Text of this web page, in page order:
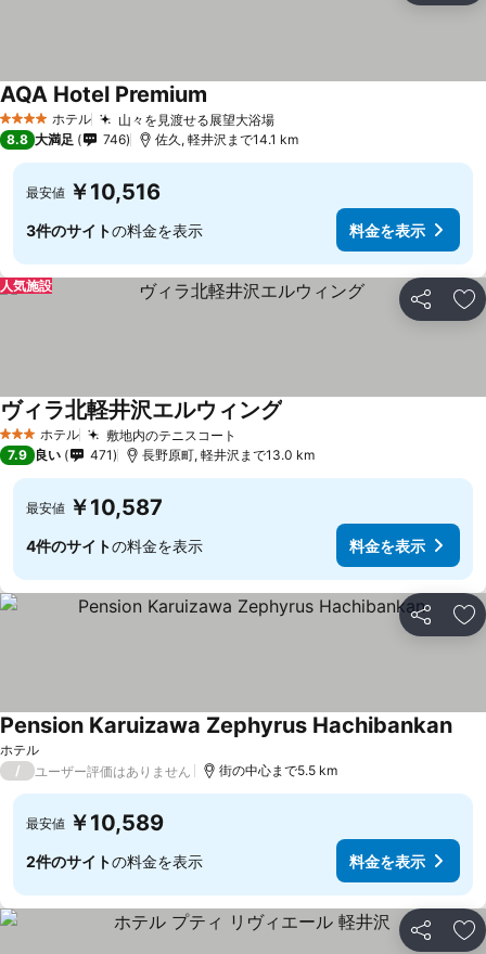
4 ホテルのランク
ホテル 山々を見渡せる展望大浴場料金を表示
AQA Hotel Premium
8.8 大満足 746 佐久, 軽井沢まで14.1 km
最安値 ￥10,516
3件のサイトの料金を表示 料金を表示
シェア お
人気施設
3 ホテルのランク
ホテル 敷地内のテニスコート
ヴィラ北軽井沢エルウィング
7.9 良い 471 長野原町, 軽井沢まで13.0 km
最安値 ￥10,587
4件のサイトの料金を表示 料金を表示
シェア お
ホテル
Pension Karuizawa Zephyrus Hachibankan料
/ ユーザー評価はありません 街の中心まで5.5 km
最安値 ￥10,589
2件のサイトの料金を表示 料金を表示
シェア お